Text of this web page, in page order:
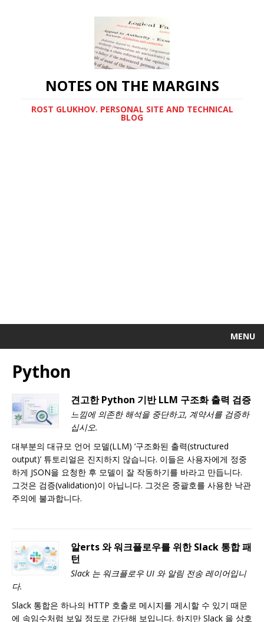
NOTES ON THE MARGINS
ROST GLUKHOV. PERSONAL SITE AND TECHNICAL
BLOG
MENU
Python
견고한 Python 기반 LLM 구조화 출력 검증
느낌에 의존한 해석을 중단하고, 계약서를 검증하
십시오.
대부분의 대규모 언어 모델(LLM) ‘구조화된 출력(structured
output)’ 튜토리얼은 진지하지 않습니다. 이들은 사용자에게 정중
하게 JSON을 요청한 후 모델이 잘 작동하기를 바라고 만듭니다.
그것은 검증(validation)이 아닙니다. 그것은 중괄호를 사용한 낙관
주의에 불과합니다.
알erts 와 워크플로우를 위한 Slack 통합 패
턴
Slack 는 워크플로우 UI 와 알림 전송 레이어입니
다.
Slack 통합은 하나의 HTTP 호출로 메시지를 게시할 수 있기 때문
에 속임수처럼 보일 정도로 간단해 보입니다. 하지만 Slack 을 상호